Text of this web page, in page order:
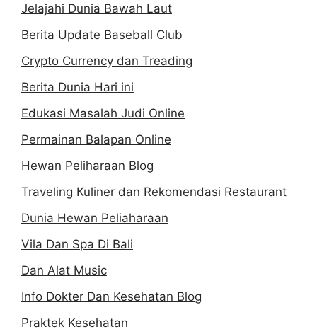
Jelajahi Dunia Bawah Laut
Berita Update Baseball Club
Crypto Currency dan Treading
Berita Dunia Hari ini
Edukasi Masalah Judi Online
Permainan Balapan Online
Hewan Peliharaan Blog
Traveling Kuliner dan Rekomendasi Restaurant
Dunia Hewan Peliaharaan
Vila Dan Spa Di Bali
Dan Alat Music
Info Dokter Dan Kesehatan Blog
Praktek Kesehatan